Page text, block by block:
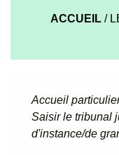
ACCUEIL /
Accueil
Saisir le tribunal
d'instance/de